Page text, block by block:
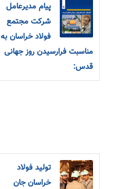
پیام مدیرعامل
شرکت مجتمع
فولاد خراسان به
مناسبت فرارسیدن روز جهانی
قدس:
تولید فولاد
خراسان جان